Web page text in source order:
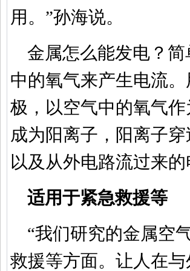
用。”孙海说。
金属怎么能发电？简
中的氧气来产生电流
极，以空气中的氧气
成为阳离子，阳离子
以及从外电路流过来
适用于紧急救援等
“我们研究的金属空
救援等方面。让人在